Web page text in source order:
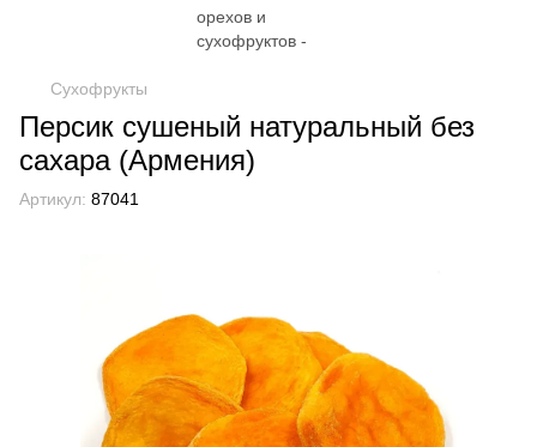
Сухофрукты
Персик сушеный натуральный без
сахара (Армения)
Артикул: 87041